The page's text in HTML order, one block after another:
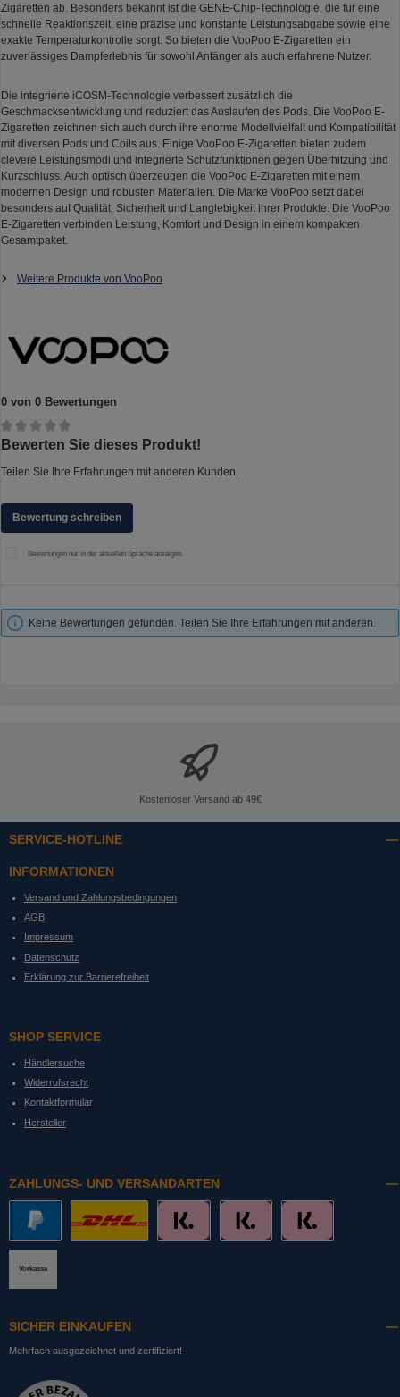
Zigaretten ab. Besonders bekannt ist die GENE-Chip-Technologie, die für eine
schnelle Reaktionszeit, eine präzise und konstante Leistungsabgabe sowie eine
exakte Temperaturkontrolle sorgt. So bieten die VooPoo E-Zigaretten ein
zuverlässiges Dampferlebnis für sowohl Anfänger als auch erfahrene Nutzer.
Die integrierte iCOSM-Technologie verbessert zusätzlich die
Geschmacksentwicklung und reduziert das Auslaufen des Pods. Die VooPoo E-
Zigaretten zeichnen sich auch durch ihre enorme Modellvielfalt und Kompatibilität
mit diversen Pods und Coils aus. Einige VooPoo E-Zigaretten bieten zudem
clevere Leistungsmodi und integrierte Schutzfunktionen gegen Überhitzung und
Kurzschluss. Auch optisch überzeugen die VooPoo E-Zigaretten mit einem
modernen Design und robusten Materialien. Die Marke VooPoo setzt dabei
besonders auf Qualität, Sicherheit und Langlebigkeit ihrer Produkte. Die VooPoo
E-Zigaretten verbinden Leistung, Komfort und Design in einem kompakten
Gesamtpaket.
Weitere Produkte von VooPoo
0 von 0 Bewertungen
Durchschnittliche Bewertung von 0 von 5 Sternen
Bewerten Sie dieses Produkt!
Teilen Sie Ihre Erfahrungen mit anderen Kunden.
Bewertung schreiben
Bewertungen nur in der aktuellen Sprache anzeigen.
Keine Bewertungen gefunden. Teilen Sie Ihre Erfahrungen mit anderen.
Kostenloser Versand ab 49€
SERVICE-HOTLINE
INFORMATIONEN
Versand und Zahlungsbedingungen
AGB
Impressum
Datenschutz
Erklärung zur Barrierefreiheit
SHOP SERVICE
Händlersuche
Widerrufsrecht
Kontaktformular
Hersteller
ZAHLUNGS- UND VERSANDARTEN
Vorkasse
SICHER EINKAUFEN
Mehrfach ausgezeichnet und zertifiziert!